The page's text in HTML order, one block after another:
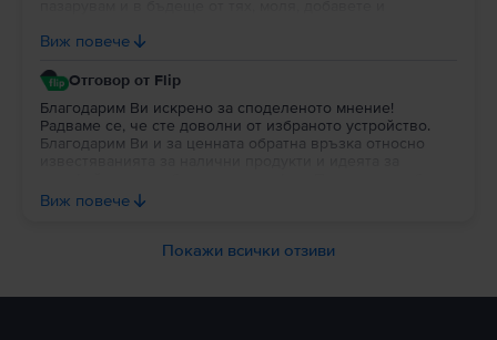
парички за пазаруване.
Виж повече
Отговор от Flip
Благодарим Ви искрено за споделеното мнение!
Радваме се, че сте доволни от избраното устройство.
Благодарим Ви и за ценната обратна връзка относно
върху подобряването на платформата и Вашите
Благодарим Ви за доверието!
Виж повече
Покажи всички отзиви